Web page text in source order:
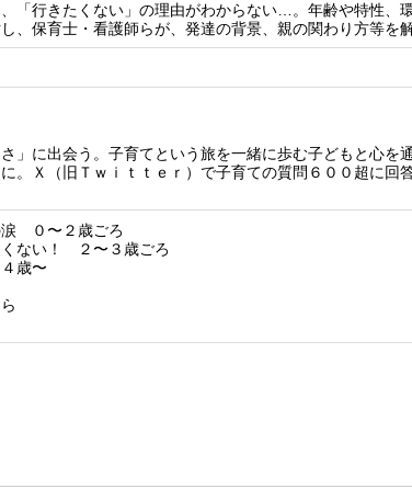
「行きたくない」の理由がわからない…。年齢や特性、
、保育士・看護師らが、発達の背景、親の関わり方等を解
」に出会う。子育てという旅を一緒に歩む子どもと心を
。Ｘ（旧Ｔｗｉｔｔｅｒ）で子育ての質問６００超に回
０〜２歳ごろ
ない！ ２〜３歳ごろ
歳〜